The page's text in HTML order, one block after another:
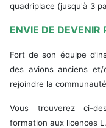
quadriplace (jusqu'à 3
ENVIE DE DEVENIR
Fort de son équipe
des avions anciens et/
rejoindre la
Vous trouverez ci-
formation aux licences